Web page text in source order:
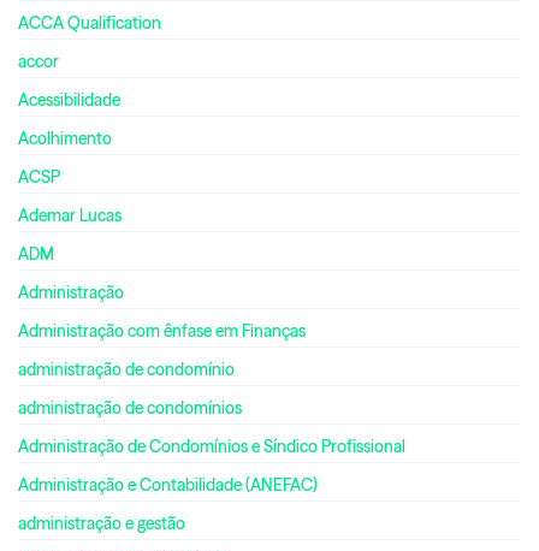
ACCA Qualification
accor
Acessibilidade
Acolhimento
ACSP
Ademar Lucas
ADM
Administração
Administração com ênfase em Finanças
administração de condomínio
administração de condomínios
Administração de Condomínios e Síndico Profissional
Administração e Contabilidade (ANEFAC)
administração e gestão